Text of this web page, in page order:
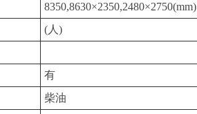
8350,8630×2350,2480×2750(mm)
(人)
有
柴油